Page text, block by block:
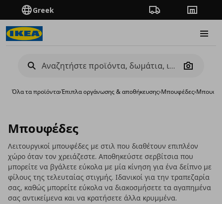
Greek Πορεία παραγγελίας
Camera
Όλα τα προϊόντα›Έπιπλα οργάνωσης & αποθήκευσης›Μπουφέδες›
Μπουφέδες
Λειτουργικοί μπουφέδες με στιλ που διαθέτουν επιπλέον
χώρο όταν τον χρειάζεστε. Αποθηκεύστε σερβίτσια που
μπορείτε να βγάλετε εύκολα με μία κίνηση για ένα δείπνο με
φίλους της τελευταίας στιγμής. Ιδανικοί για την τραπεζαρία
σας, καθώς μπορείτε εύκολα να διακοσμήσετε τα αγαπημένα
σας αντικείμενα και να κρατήσετε άλλα κρυμμένα.